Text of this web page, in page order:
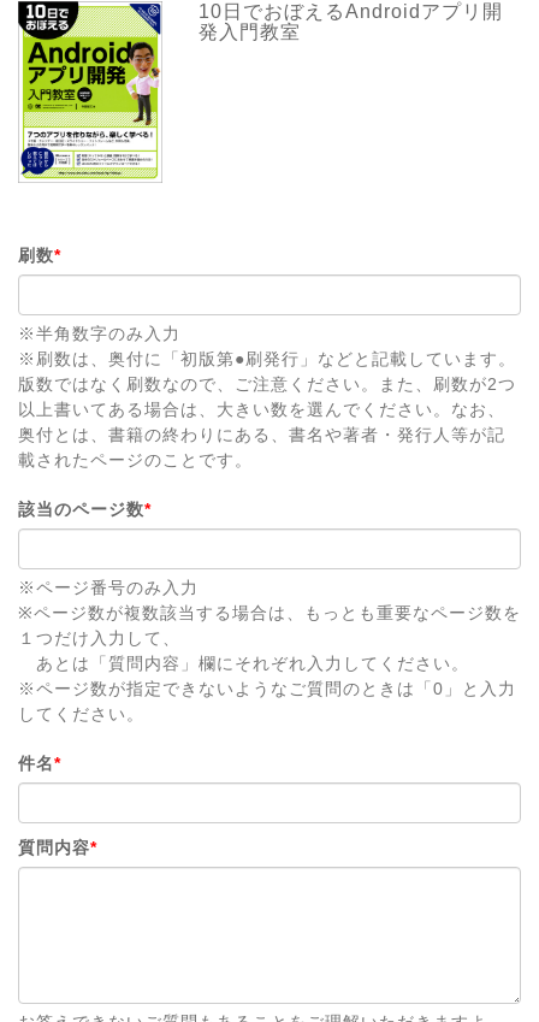
10日でおぼえるAndroidアプリ開
発入門教室
刷数*
※半角数字のみ入力
※刷数は、奥付に「初版第●刷発行」などと記載しています。
版数ではなく刷数なので、ご注意ください。また、刷数が2つ
以上書いてある場合は、大きい数を選んでください。なお、
奥付とは、書籍の終わりにある、書名や著者・発行人等が記
載されたページのことです。
該当のページ数*
※ページ番号のみ入力
※ページ数が複数該当する場合は、もっとも重要なページ数を
１つだけ入力して、
あとは「質問内容」欄にそれぞれ入力してください。
※ページ数が指定できないようなご質問のときは「0」と入力
してください。
件名*
質問内容*